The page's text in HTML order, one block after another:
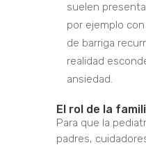
suelen
por ejemplo
de barriga
realidad
ansiedad.
El rol de la
Para que la
padres,